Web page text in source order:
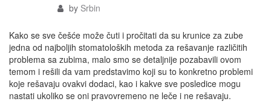
by Srbin
Kako se sve češće može čuti i pročitati da su krunice za zube
jedna od najboljih stomatoloških metoda za rešavanje različitih
problema sa zubima, malo smo se detaljnije pozabavili ovom
temom i rešili da vam predstavimo koji su to konkretno problemi
koje rešavaju ovakvi dodaci, kao i kakve sve posledice mogu
nastati ukoliko se oni pravovremeno ne leče i ne rešavaju.